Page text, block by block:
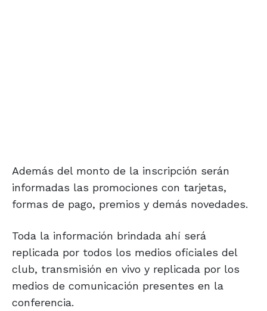
Además del monto de la inscripción serán
informadas las promociones con tarjetas,
formas de pago, premios y demás novedades.
Toda la información brindada ahí será
replicada por todos los medios oficiales del
club, transmisión en vivo y replicada por los
medios de comunicación presentes en la
conferencia.